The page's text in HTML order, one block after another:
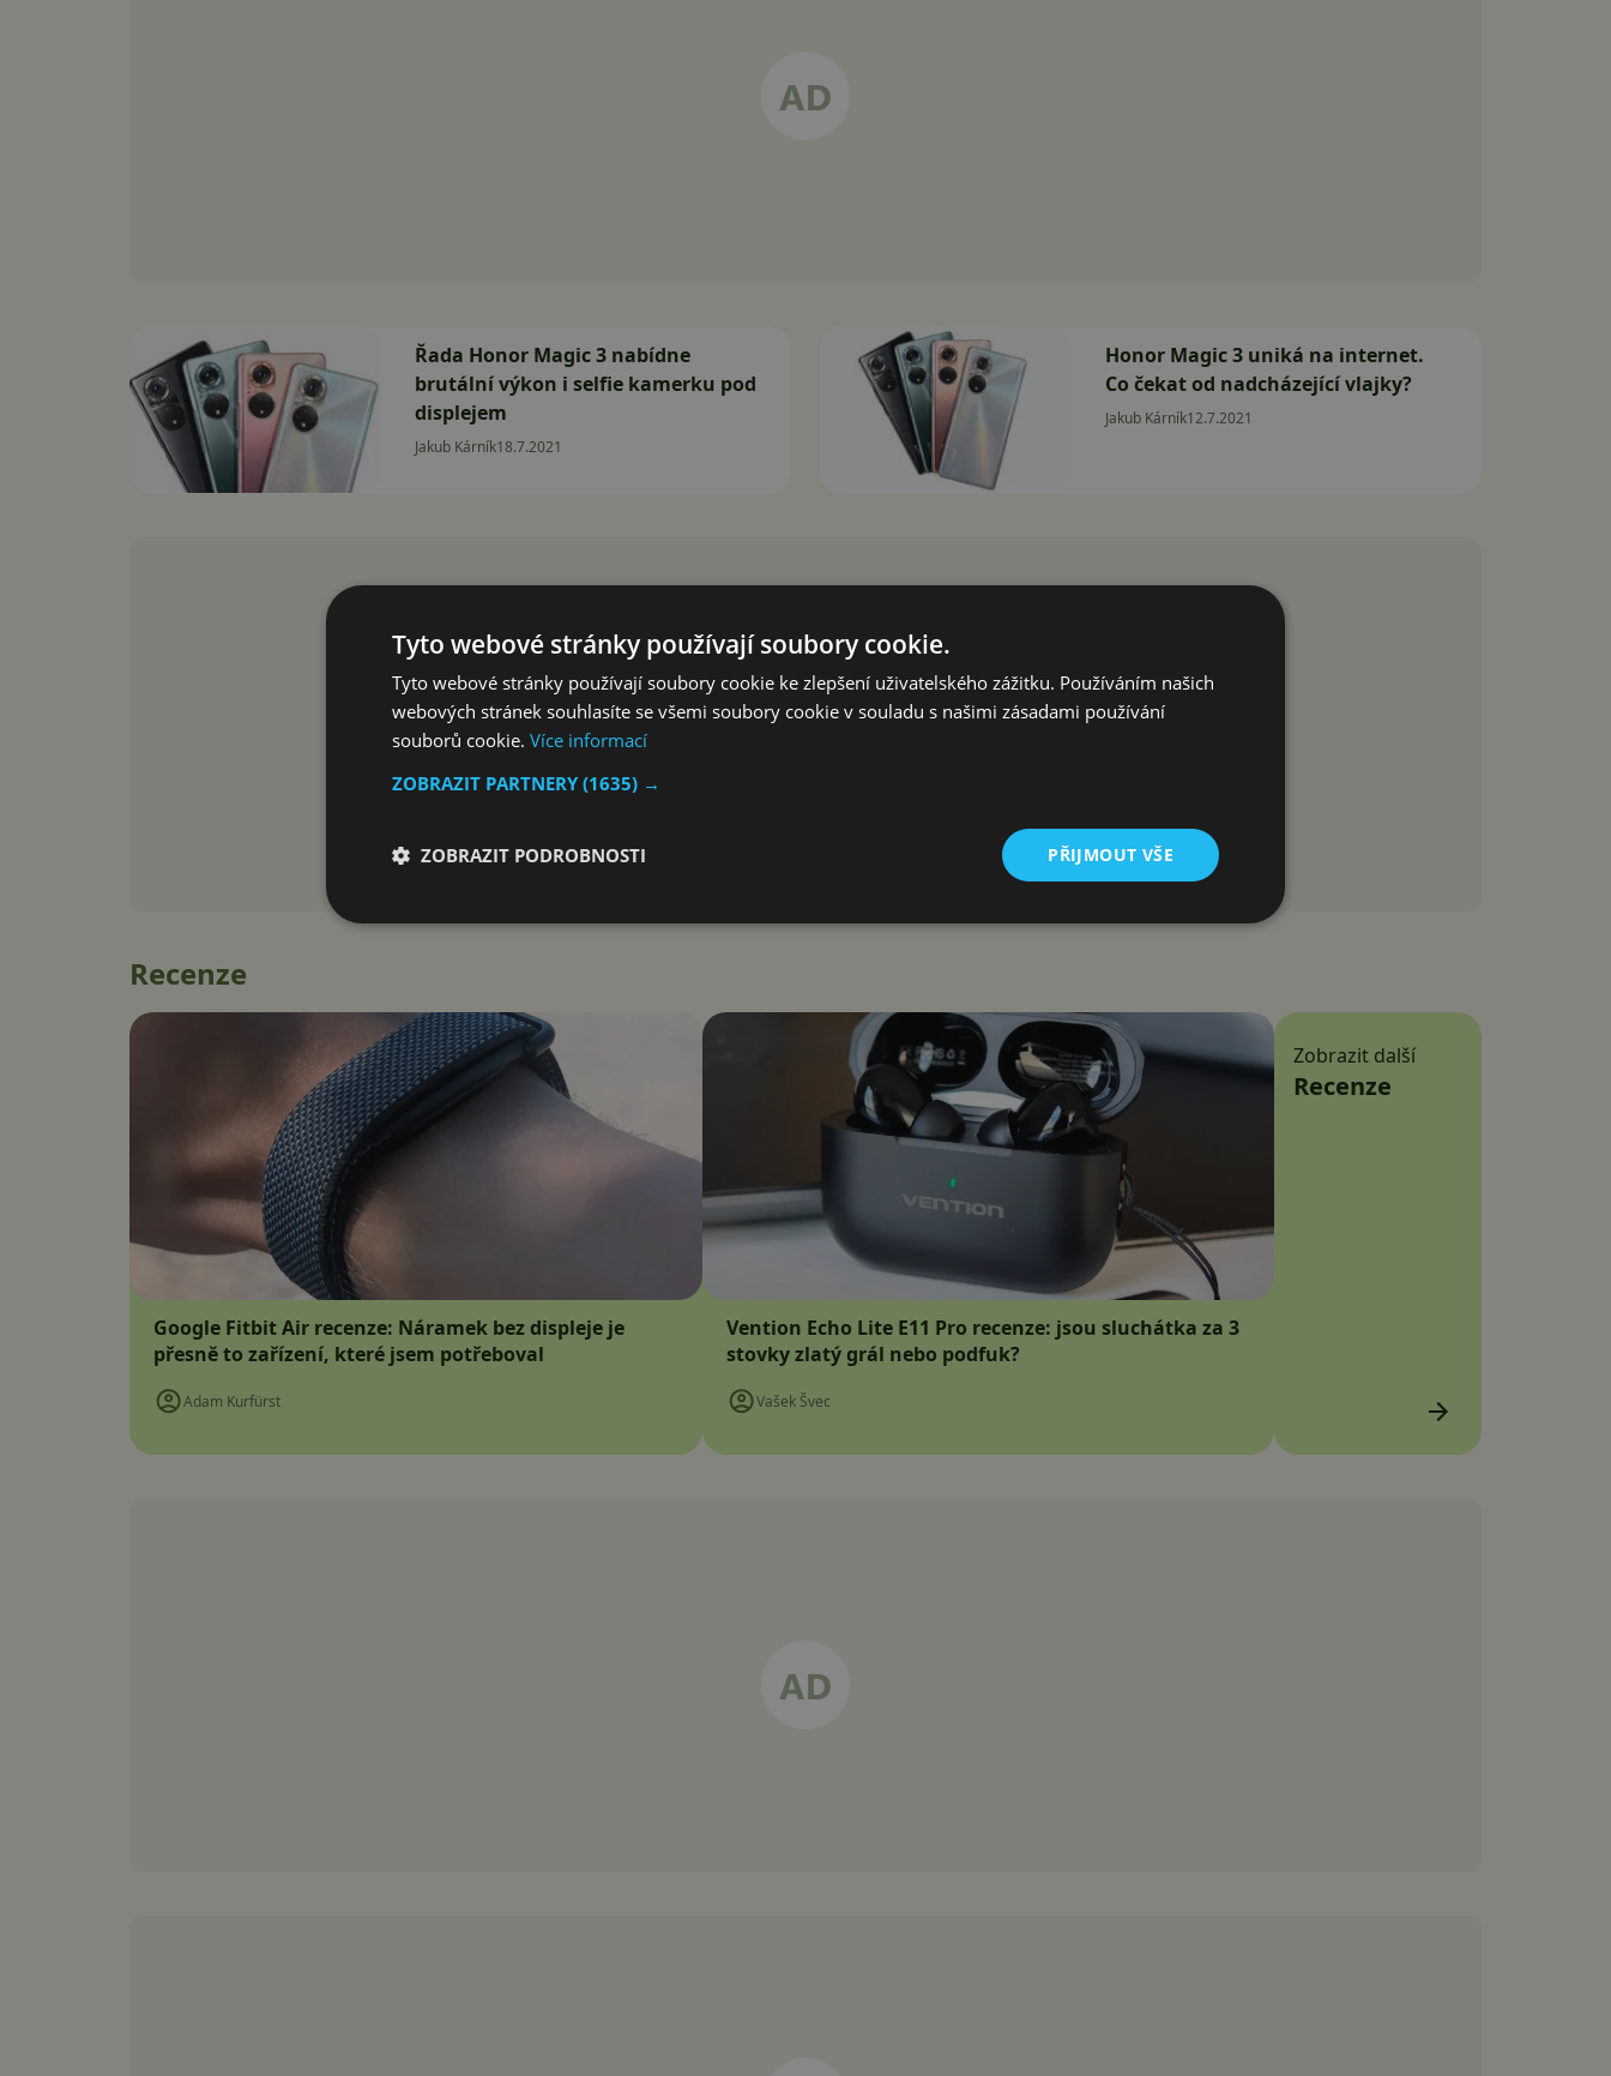
Řada Honor Magic 3 nabídne
brutální výkon i selfie kamerku pod
displejem
Jakub Kárník18.7.2021
Honor Magic 3 uniká na internet.
Co čekat od nadcházející vlajky?
Jakub Kárník12.7.2021
Recenze
Google Fitbit Air recenze: Náramek bez displeje je
přesně to zařízení, které jsem potřeboval
Adam Kurfürst
Vention Echo Lite E11 Pro recenze: jsou sluchátka za 3
stovky zlatý grál nebo podfuk?
Vašek Švec
Zobrazit další
Recenze
Tyto webové stránky používají soubory cookie.
Tyto webové stránky používají soubory cookie ke zlepšení uživatelského zážitku. Používáním našich
webových stránek souhlasíte se všemi soubory cookie v souladu s našimi zásadami používání
souborů cookie. Více informací
ZOBRAZIT PARTNERY(1635) →
PŘIJMOUT VŠE
ZOBRAZIT PODROBNOSTI